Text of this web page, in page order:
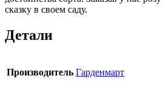
сказку в своем саду.
Детали
Производитель Гарденмарт